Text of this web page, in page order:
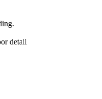
detail